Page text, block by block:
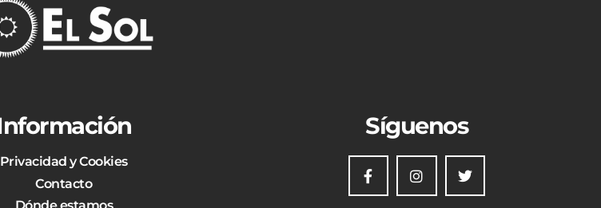
Información
Privacidad y Cookies
Contacto
Síguenos